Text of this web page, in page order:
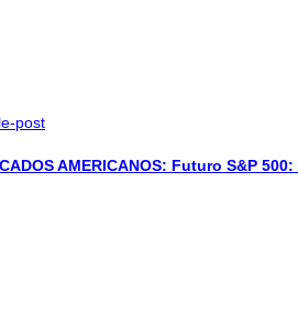
post
AMERICANOS: Futuro S&P